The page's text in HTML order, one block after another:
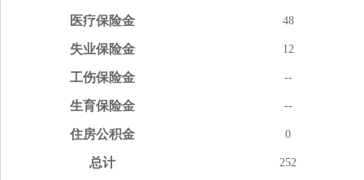
医疗保险金 48
失业保险金 12
工伤保险金 --
生育保险金 --
住房公积金 0
总计 252